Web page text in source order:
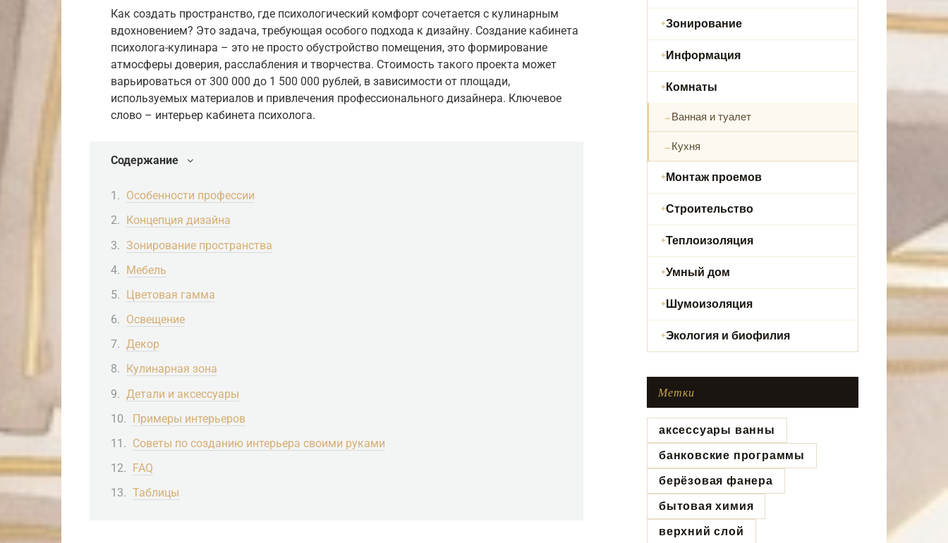
Как создать пространство, где психологический комфорт сочетается с кулинарным
вдохновением? Это задача, требующая особого подхода к дизайну. Создание кабинета
психолога-кулинара – это не просто обустройство помещения, это формирование
атмосферы доверия, расслабления и творчества. Стоимость такого проекта может
варьироваться от 300 000 до 1 500 000 рублей, в зависимости от площади,
используемых материалов и привлечения профессионального дизайнера. Ключевое
слово – интерьер кабинета психолога.
Содержание
Особенности профессии
Концепция дизайна
Зонирование пространства
Мебель
Цветовая гамма
Освещение
Декор
Кулинарная зона
Детали и аксессуары
Примеры интерьеров
Советы по созданию интерьера своими руками
FAQ
Таблицы
Зонирование
Информация
Комнаты
Ванная и туалет
Кухня
Монтаж проемов
Строительство
Теплоизоляция
Умный дом
Шумоизоляция
Экология и биофилия
Метки
аксессуары ванны
банковские программы
берёзовая фанера
бытовая химия
верхний слой